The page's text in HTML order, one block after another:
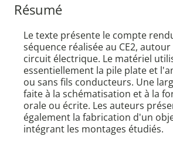
Résumé
Le texte présente le compte
séquence réalisée au CE2,
circuit électrique. Le matériel
essentiellement la pile plate et
ou sans fils conducteurs. Une
faite à la schématisation et à la
orale ou écrite. Les auteurs
également la fabrication d'un
intégrant les montages étudiés.